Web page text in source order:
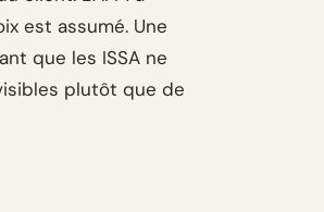
est assumé. Une
que les ISSA ne
plutôt que de